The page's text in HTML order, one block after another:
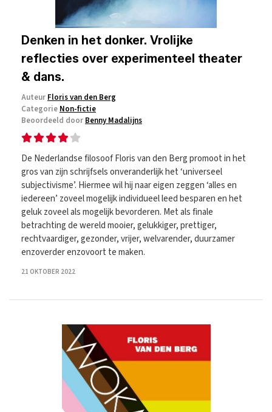
Denken in het donker. Vrolijke
reflecties over experimenteel theater
& dans.
Auteur Floris van den Berg
Categorie Non-fictie
Beoordeeld door Benny Madalijns
De Nederlandse filosoof Floris van den Berg promoot in het
gros van zijn schrijfsels onveranderlijk het ‘universeel
subjectivisme’. Hiermee wil hij naar eigen zeggen ‘alles en
iedereen’ zoveel mogelijk individueel leed besparen en het
geluk zoveel als mogelijk bevorderen. Met als finale
betrachting de wereld mooier, gelukkiger, prettiger,
rechtvaardiger, gezonder, vrijer, welvarender, duurzamer
enzoverder enzovoort te maken.
21 OKTOBER 2022